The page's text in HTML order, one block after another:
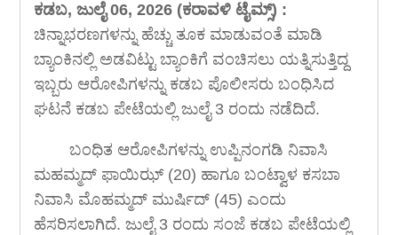
ಕಡಬ, ಜುಲೈ 06, 2026 (ಕರಾವಳಿ ಟೈಮ್ಸ್) :
ಚಿನ್ನಾಭರಣಗಳನ್ನು ಹೆಚ್ಚು ತೂಕ ಮಾಡುವಂತೆ ಮಾಡಿ
ಬ್ಯಾಂಕಿನಲ್ಲಿ ಅಡವಿಟ್ಟು ಬ್ಯಾಂಕಿಗೆ ವಂಚಿಸಲು ಯತ್ನಿಸುತ್ತಿದ್ದ
ಇಬ್ಬರು ಆರೋಪಿಗಳನ್ನು ಕಡಬ ಪೊಲೀಸರು ಬಂಧಿಸಿದ
ಘಟನೆ ಕಡಬ ಪೇಟೆಯಲ್ಲಿ ಜುಲೈ 3 ರಂದು ನಡೆದಿದೆ.
ಬಂಧಿತ ಆರೋಪಿಗಳನ್ನು ಉಪ್ಪಿನಂಗಡಿ ನಿವಾಸಿ
ಮಹಮ್ಮದ್ ಫಾಯಿಝ್ (20) ಹಾಗೂ ಬಂಟ್ವಾಳ ಕಸಬಾ
ನಿವಾಸಿ ಮೊಹಮ್ಮದ್ ಮುರ್ಷಿದ್ (45) ಎಂದು
ಹೆಸರಿಸಲಾಗಿದೆ. ಜುಲೈ 3 ರಂದು ಸಂಜೆ ಕಡಬ ಪೇಟೆಯಲ್ಲಿ